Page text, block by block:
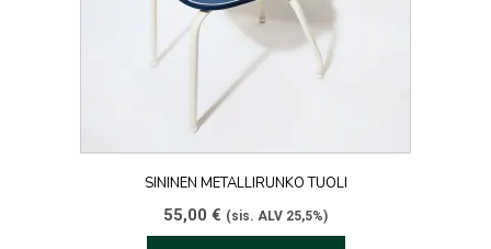
SININEN METALLIRUNKO TUOLI
55,00 € (sis. ALV 25,5%)